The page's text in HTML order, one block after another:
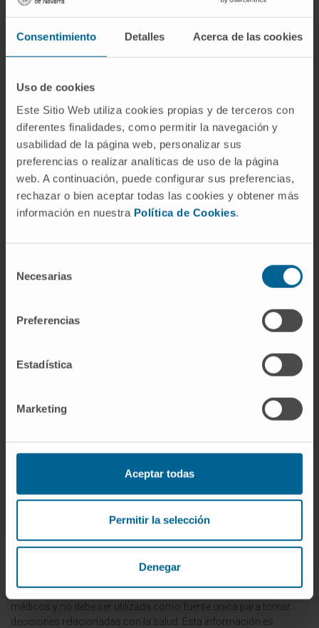
Consentimiento Detalles Acerca de las cookies
Uso de cookies
Este Sitio Web utiliza cookies propias y de terceros con
diferentes finalidades, como permitir la navegación y
usabilidad de la página web, personalizar sus
preferencias o realizar analíticas de uso de la página
web. A continuación, puede configurar sus preferencias,
rechazar o bien aceptar todas las cookies y obtener más
información en nuestra Política de Cookies.
Necesarias
Preferencias
Estadística
Marketing
Aceptar todas
Permitir la selección
Denegar
perjudiciales, también puede ser útil en
ciertos contextos. Como en el caso del
entrenamiento deportivo, la
deseado. Del mismo modo, en algunos casos,
una respuesta de sobrecompensación puede
ser necesaria para superar una condición de
enfermedad grave o crónica.
Sin embargo, en muchos casos, la
sobrecompensación puede dar lugar a un
con cada ciclo empeorando la condición
médicos y otros profesionales de la salud
medidas para prevenir, detectar y tratar la
particular, esto puede implicar el ajuste
cuidadoso de los tratamientos médicos para
evitar respuestas de sobrecompensación, así
como la educación de los pacientes para que
y puedan tomar medidas para prevenirla.
© Clínica Universidad de Navarra 2023
La información proporcionada en este Diccionario Médico de la
Clínica Universidad de Navarra tiene como objetivo principal
ofrecer un contexto y entendimiento general sobre términos
médicos y no debe ser utilizada como fuente única para tomar
decisiones relacionadas con la salud. Esta información es